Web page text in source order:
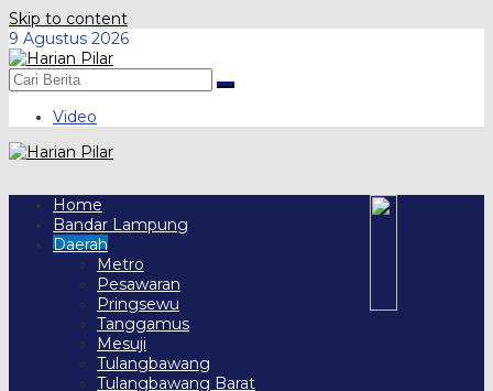
Skip to content
9 Agustus 2026
Video
Home
Bandar Lampung
Daerah
Metro
Pesawaran
Pringsewu
Tanggamus
Mesuji
Tulangbawang
Tulangbawang Barat